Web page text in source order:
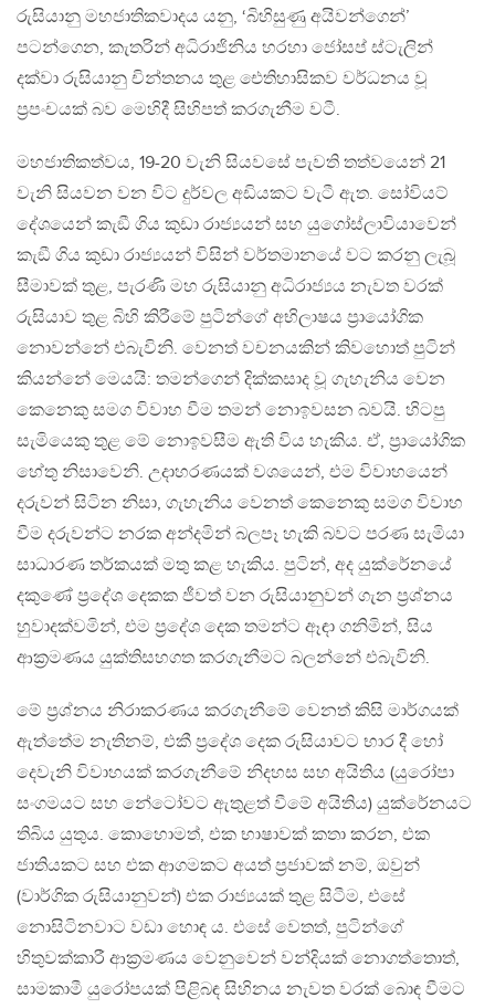
රුසියානු මහජාතිකවාදය යනු, ‘බිහිසුණු අයිවන්ගෙන්’
පටන්ගෙන, කැතරින් අධිරාජිනිය හරහා ජෝසප් ස්ටැලින්
දක්වා රුසියානු චින්තනය තුළ ඓතිහාසිකව වර්ධනය වූ
ප්‍රපංචයක් බව මෙහිදී සිහිපත් කරගැනීම වටී.
මහජාතිකත්වය, 19-20 වැනි සියවසේ පැවති තත්වයෙන් 21
වැනි සියවන වන විට දුර්වල අඩියකට වැටී ඇත. සෝවියට්
දේශයෙන් කැඞී ගිය කුඩා රාජ්‍යයන් සහ යුගෝස්ලාවියාවෙන්
කැඞී ගිය කුඩා රාජ්‍යයන් විසින් වර්තමානයේ වට කරනු ලැබූ
සීමාවක් තුළ, පැරණි මහ රුසියානු අධිරාජ්‍යය නැවත වරක්
රුසියාව තුළ බිහි කිරීමේ පුටින්ගේ අභිලාෂය ප්‍රායෝගික
නොවන්නේ එබැවිනි. වෙනත් වචනයකින් කිවහොත් පුටින්
කියන්නේ මෙයයි: තමන්ගෙන් දික්කසාද වූ ගැහැනිය වෙන
කෙනෙකු සමග විවාහ වීම තමන් නොඉවසන බවයි. හිටපු
සැමියෙකු තුළ මේ නොඉවසීම ඇති විය හැකිය. ඒ, ප්‍රායෝගික
හේතු නිසාවෙනි. උදාහරණයක් වශයෙන්, එම විවාහයෙන්
දරුවන් සිටින නිසා, ගැහැනිය වෙනත් කෙනෙකු සමග විවාහ
වීම දරුවන්ට නරක අන්දමින් බලපෑ හැකි බවට පරණ සැමියා
සාධාරණ තර්කයක් මතු කළ හැකිය. පුටින්, අද යුක්රේනයේ
දකුණේ ප්‍රදේශ දෙකක ජීවත් වන රුසියානුවන් ගැන ප්‍රශ්නය
හුවාදක්වමින්, එම ප්‍රදේශ දෙක තමන්ට ඈඳා ගනිමින්, සිය
ආක්‍රමණය යුක්තිසහගත කරගැනීමට බලන්නේ එබැවිනි.
මේ ප්‍රශ්නය නිරාකරණය කරගැනීමේ වෙනත් කිසි මාර්ගයක්
ඇත්තේම නැතිනම්, එකී ප්‍රදේශ දෙක රුසියාවට භාර දී හෝ
දෙවැනි විවාහයක් කරගැනීමේ නිදහස සහ අයිතිය (යුරෝපා
සංගමයට සහ නේටෝවට ඇතුළත් වීමේ අයිතිය) යුක්රේනයට
තිබිය යුතුය. කොහොමත්, එක භාෂාවක් කතා කරන, එක
ජාතියකට සහ එක ආගමකට අයත් ප්‍රජාවක් නම්, ඔවුන්
(වාර්ගික රුසියානුවන්) එක රාජ්‍යයක් තුළ සිටීම, එසේ
නොසිටිනවාට වඩා හොඳ ය. එසේ වෙතත්, පුටින්ගේ
හිතුවක්කාරී ආක්‍රමණය වෙනුවෙන් වන්දියක් නොගත්තොත්,
සාමකාමී යුරෝපයක් පිළිබඳ සිහිනය නැවත වරක් බොඳ වීමට